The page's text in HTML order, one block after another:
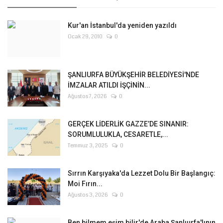
Kur'an İstanbul'da yeniden yazıldı
Ocak 29, 2010 0
ŞANLIURFA BÜYÜKŞEHİR BELEDİYESİ'NDE
İMZALAR ATILDI İŞÇİNİN...
Ağustos 7, 2026 0
GERÇEK LİDERLİK GAZZE’DE SINANIR:
SORUMLULUKLA, CESARETLE,...
Temmuz 3, 2025 0
Sırrın Karşıyaka'da Lezzet Dolu Bir Başlangıç:
Moi Fırın...
Ağustos 3, 2026 0